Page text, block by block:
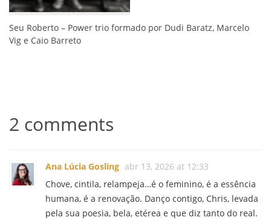
Seu Roberto – Power trio formado por Dudi Baratz, Marcelo
Vig e Caio Barreto
2 comments
Ana Lúcia Gosling abr 13, 2026 at 12:33
Chove, cintila, relampeja…é o feminino, é a essência
humana, é a renovação. Danço contigo, Chris, levada
pela sua poesia, bela, etérea e que diz tanto do real.